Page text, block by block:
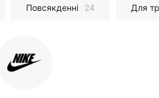
Повсякденні 24 Для